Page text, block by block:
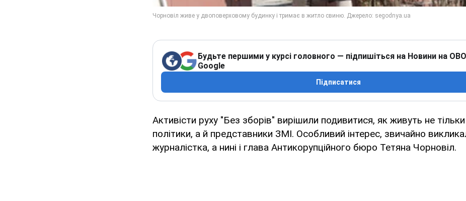
Будьте першими у курсі головного — підпишіться на Новини на
Google
Підписатися
Активісти руху "Без зборів" вирішили подивитися, як живуть не тільки
політики, а й представники ЗМІ. Особливий інтерес, звичайно
журналістка, а нині і глава Антикорупційного бюро Тетяна Чорновіл.